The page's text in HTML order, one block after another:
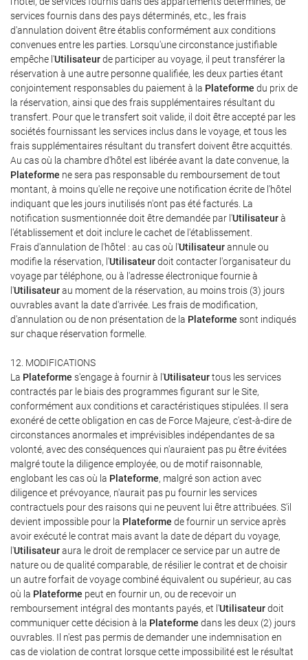
services fournis dans des pays déterminés, etc., les frais
d'annulation doivent être établis conformément aux conditions
convenues entre les parties. Lorsqu'une circonstance justifiable
empêche l'Utilisateurde participer au voyage, il peut transférer la
réservation à une autre personne qualifiée, les deux parties étant
conjointement responsables du paiement à la Plateforme du prix de
la réservation, ainsi que des frais supplémentaires résultant du
transfert. Pour que le transfert soit valide, il doit être accepté par les
sociétés fournissant les services inclus dans le voyage, et tous les
frais supplémentaires résultant du transfert doivent être acquittés.
Au cas où la chambre d'hôtel est libérée avant la date convenue, la
Plateforme ne sera pas responsable du remboursement de tout
montant, à moins qu'elle ne reçoive une notification écrite de l'hôtel
indiquant que les jours inutilisés n'ont pas été facturés. La
notification susmentionnée doit être demandée par l'Utilisateurà
l'établissement et doit inclure le cachet de l'établissement.
Frais d'annulation de l'hôtel : au cas où l'Utilisateurannule ou
modifie la réservation, l'Utilisateurdoit contacter l'organisateur du
voyage par téléphone, ou à l'adresse électronique fournie à
l'Utilisateurau moment de la réservation, au moins trois (3) jours
ouvrables avant la date d'arrivée. Les frais de modification,
d'annulation ou de non présentation de la Plateforme sont indiqués
sur chaque réservation formelle.
12. MODIFICATIONS
La Plateforme s'engage à fournir à l'Utilisateurtous les services
contractés par le biais des programmes figurant sur le Site,
conformément aux conditions et caractéristiques stipulées. Il sera
exonéré de cette obligation en cas de Force Majeure, c'est-à-dire de
circonstances anormales et imprévisibles indépendantes de sa
volonté, avec des conséquences qui n'auraient pas pu être évitées
malgré toute la diligence employée, ou de motif raisonnable,
englobant les cas où la Plateforme, malgré son action avec
diligence et prévoyance, n'aurait pas pu fournir les services
contractuels pour des raisons qui ne peuvent lui être attribuées. S'il
devient impossible pour la Plateforme de fournir un service après
avoir exécuté le contrat mais avant la date de départ du voyage,
l'Utilisateuraura le droit de remplacer ce service par un autre de
nature ou de qualité comparable, de résilier le contrat et de choisir
un autre forfait de voyage combiné équivalent ou supérieur, au cas
où la Plateforme peut en fournir un, ou de recevoir un
remboursement intégral des montants payés, et l'Utilisateurdoit
communiquer cette décision à la Plateforme dans les deux (2) jours
ouvrables. Il n'est pas permis de demander une indemnisation en
cas de violation de contrat lorsque cette impossibilité est le résultat